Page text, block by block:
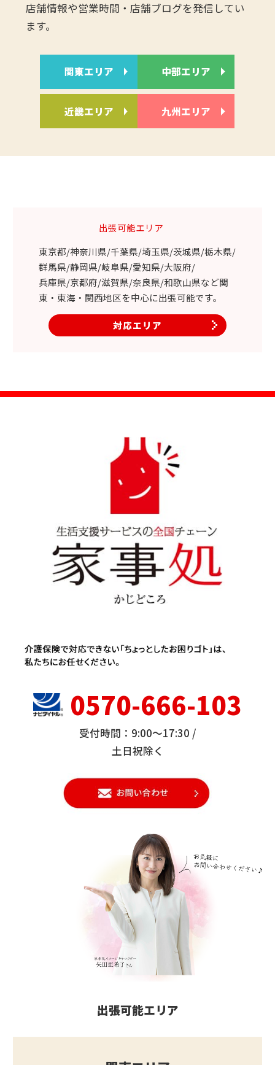
店舗情報や営業時間・店舗ブログを発信してい
ます。
関東エリア 中部エリア
近畿エリア 九州エリア
出張可能エリア
東京都/神奈川県/千葉県/埼玉県/茨城県/栃木県/
群馬県/静岡県/岐阜県/愛知県/大阪府/
兵庫県/京都府/滋賀県/奈良県/和歌山県など関
東・東海・関西地区を中心に出張可能です。
対応エリア
0570-666-103
受付時間：9:00～17:30 /
土日祝除く
出張可能エリア